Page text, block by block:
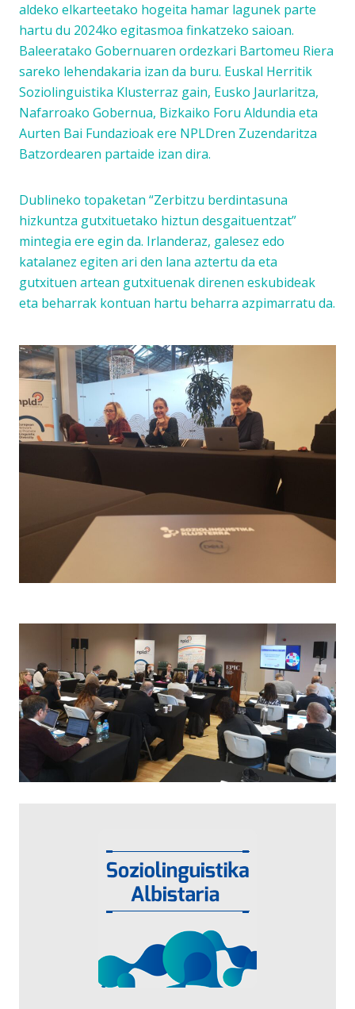
aldeko elkarteetako hogeita hamar lagunek parte
hartu du 2024ko egitasmoa finkatzeko saioan.
Baleeratako Gobernuaren ordezkari Bartomeu Riera
sareko lehendakaria izan da buru. Euskal Herritik
Soziolinguistika Klusterraz gain, Eusko Jaurlaritza,
Nafarroako Gobernua, Bizkaiko Foru Aldundia eta
Aurten Bai Fundazioak ere NPLDren Zuzendaritza
Batzordearen partaide izan dira.
Dublineko topaketan “Zerbitzu berdintasuna
hizkuntza gutxituetako hiztun desgaituentzat”
mintegia ere egin da. Irlanderaz, galesez edo
katalanez egiten ari den lana aztertu da eta
gutxituen artean gutxituenak direnen eskubideak
eta beharrak kontuan hartu beharra azpimarratu da.